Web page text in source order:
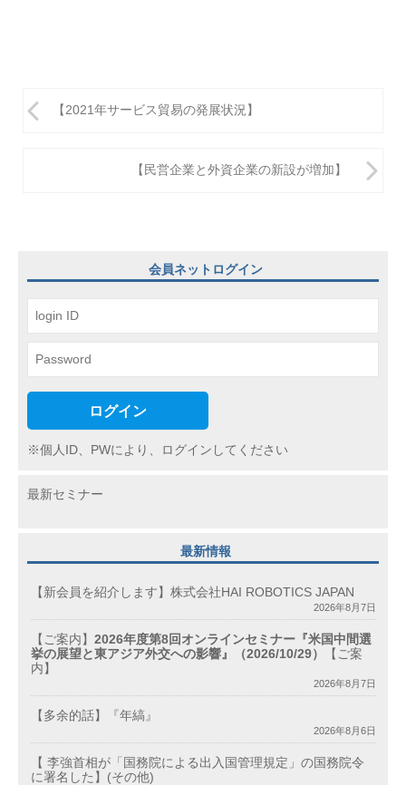
投
シ
ョ
ン
【2021年サービス貿易の発展状況】
【民営企業と外資企業の新設が増加】
会員ネットログイン
ログイン
※個人ID、PWにより、ログインしてください
最新セミナー
最新情報
【新会員を紹介します】株式会社HAI ROBOTICS JAPAN
2026年8月7日
【ご案内】 2026年度第8回オンラインセミナー『米国中間選
挙の展望と東アジア外交への影響』（2026/10/29）
【ご案
内】
2026年8月7日
【多余的話】『年縞』
2026年8月6日
【 李強首相が「国務院による出入国管理規定」の国務院令
に署名した】(その他)